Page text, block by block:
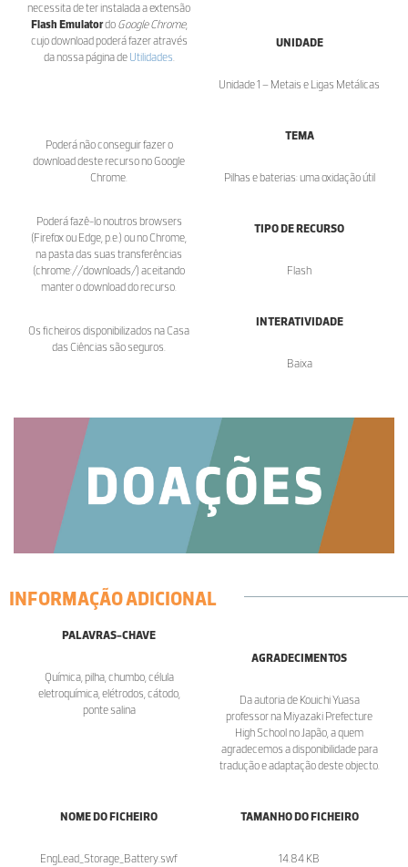
necessita de ter instalada a extensão
Flash Emulatordo Google Chrome,
cujo download poderá fazer através
da nossa página de Utilidades.
Poderá não conseguir fazer o
download deste recurso no Google
Chrome.
Poderá fazê-lo noutros browsers
(Firefox ou Edge, p.e.) ou no Chrome,
na pasta das suas transferências
(chrome://downloads/) aceitando
manter o download do recurso.
Os ficheiros disponibilizados na Casa
das Ciências são seguros.
UNIDADE
Unidade 1 – Metais e Ligas Metálicas
TEMA
Pilhas e baterias: uma oxidação útil
TIPO DE RECURSO
Flash
INTERATIVIDADE
Baixa
INFORMAÇÃO ADICIONAL
PALAVRAS-CHAVE
Química, pilha, chumbo, célula
eletroquímica, elétrodos, cátodo,
ponte salina
AGRADECIMENTOS
Da autoria de Kouichi Yuasa
professor na Miyazaki Prefecture
High School no Japão, a quem
agradecemos a disponibilidade para
tradução e adaptação deste objecto.
NOME DO FICHEIRO
EngLead_Storage_Battery.swf
TAMANHO DO FICHEIRO
14.84 KB